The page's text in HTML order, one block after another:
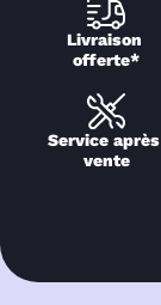
Livraison
offerte*
Service après
vente